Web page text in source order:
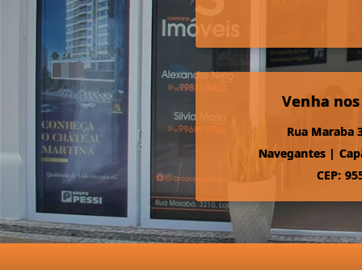
Venha
Rua Maraba
Navegantes |
CEP: